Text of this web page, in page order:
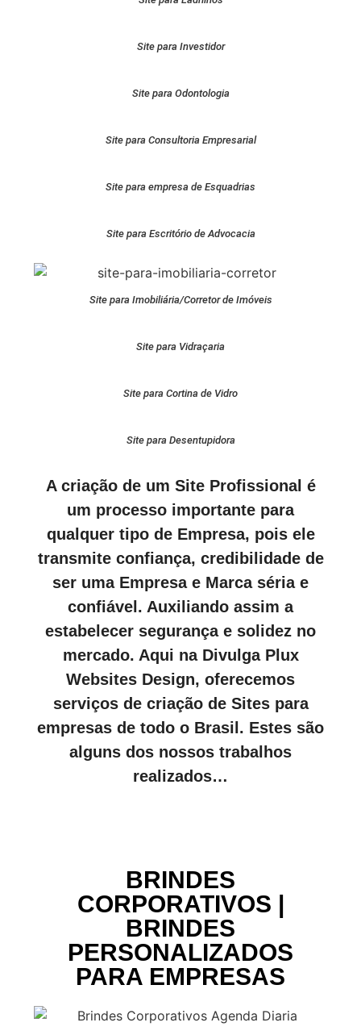
Site para Investidor
Site para Odontologia
Site para Consultoria Empresarial
Site para empresa de Esquadrias
Site para Escritório de Advocacia
Site para Imobiliária/Corretor de Imóveis
Site para Vidraçaria
Site para Cortina de Vidro
Site para Desentupidora
A criação de um Site Profissional é
um processo importante para
qualquer tipo de Empresa, pois ele
transmite confiança, credibilidade de
ser uma Empresa e Marca séria e
confiável. Auxiliando assim a
estabelecer segurança e solidez no
mercado. Aqui na Divulga Plux
Websites Design, oferecemos
serviços de criação de Sites para
empresas de todo o Brasil. Estes são
alguns dos nossos trabalhos
realizados…
BRINDES
CORPORATIVOS |
BRINDES
PERSONALIZADOS
PARA EMPRESAS